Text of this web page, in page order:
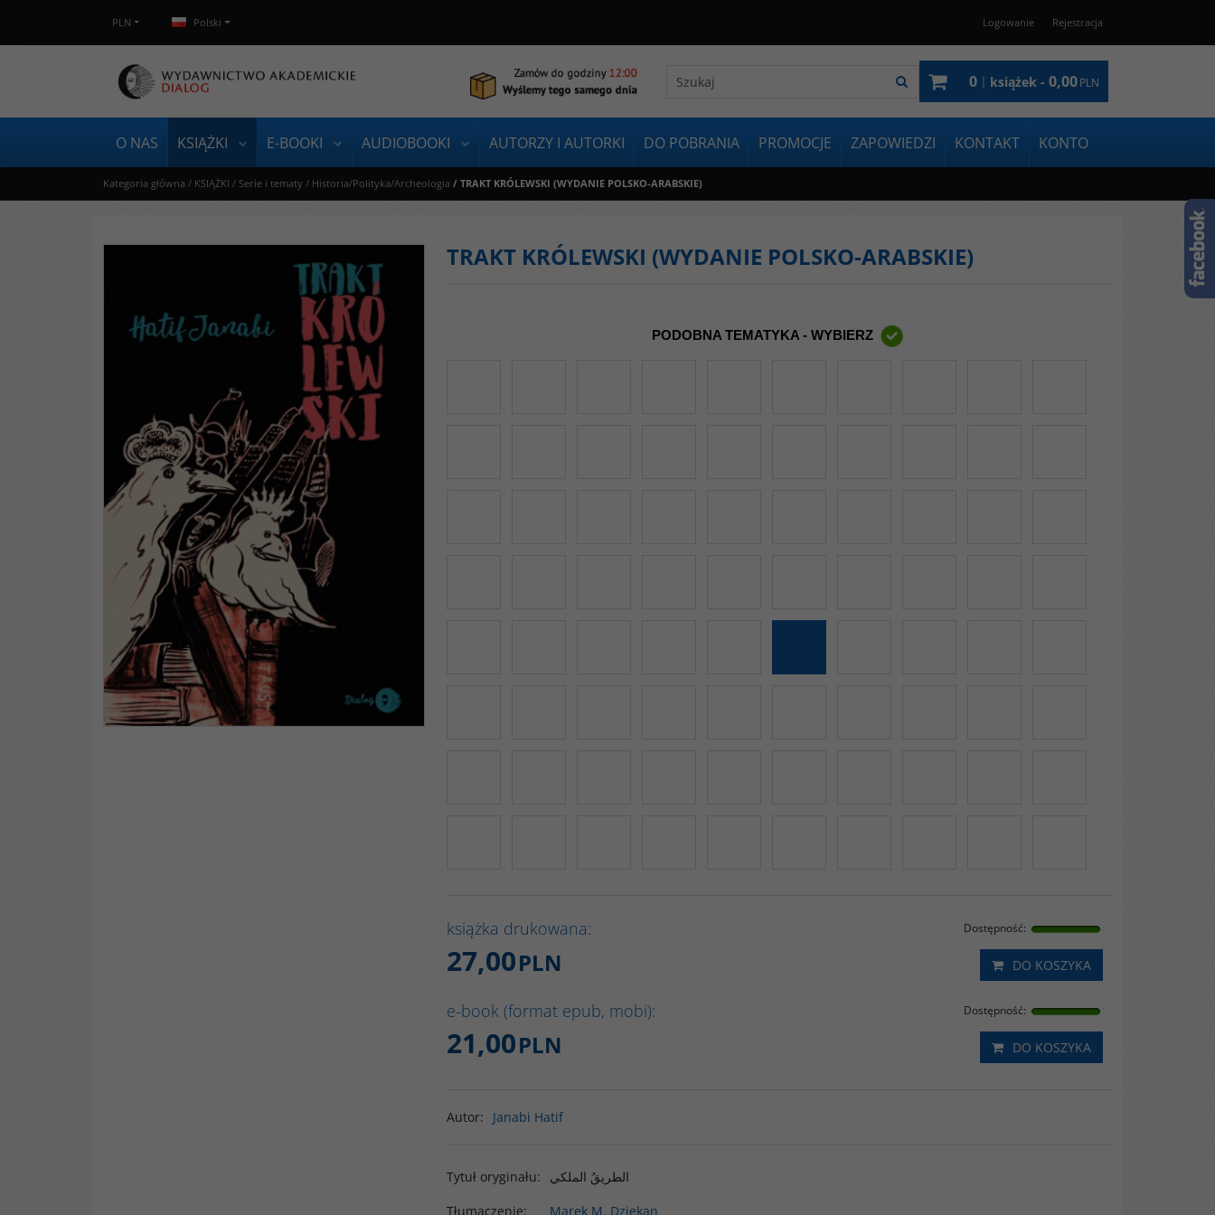
PLN Polski Logowanie Rejestracja
0 | książek - 0,00PLN
O NAS KSIĄŻKI E-BOOKI AUDIOBOOKI AUTORZY I AUTORKI DO POBRANIA PROMOCJE ZAPOWIEDZI KONTAKT KONTO
Kategoria główna / KSIĄŻKI / Serie i tematy / Historia/Polityka/Archeologia / TRAKT KRÓLEWSKI (WYDANIE POLSKO-ARABSKIE)
TRAKT KRÓLEWSKI (WYDANIE POLSKO-ARABSKIE)
PODOBNA TEMATYKA - WYBIERZ
książka drukowana: Dostępność:
27,00PLN DO KOSZYKA
e-book (format epub, mobi): Dostępność:
21,00PLN DO KOSZYKA
Autor: Janabi Hatif
Tytuł oryginału:
الطريقُ الملكي
Tłumaczenie:
Marek M. Dziekan